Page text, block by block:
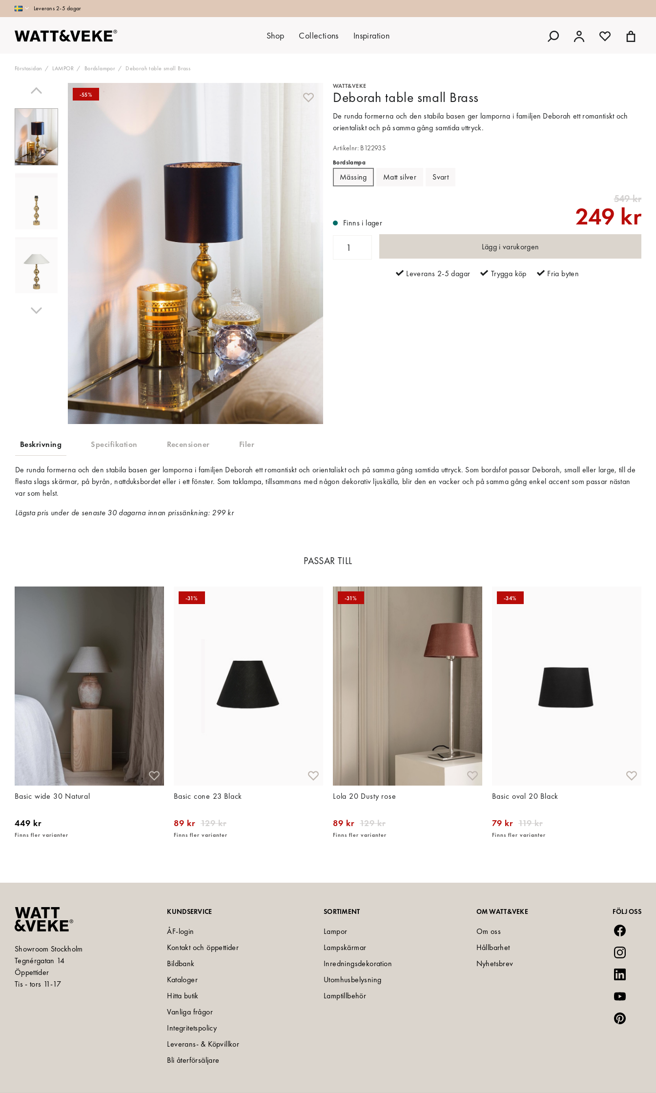
Leverans 2-5 dagar
Shop Collections Inspiration
Förstasidan LAMPOR Bordslampor Deborah table small Brass
-55%
WATT&VEKE
Deborah table small Brass
De runda formerna och den stabila basen ger lamporna i familjen Deborah ett romantiskt och
orientaliskt och på samma gång samtida uttryck.
Artikelnr: B12293S
Bordslampa
Mässing Matt silver Svart
Finns i lager
549 kr
249 kr
Lägg i varukorgen
Leverans 2-5 dagar Trygga köp Fria byten
Beskrivning Specifikation Recensioner Filer
De runda formerna och den stabila basen ger lamporna i familjen Deborah ett romantiskt och orientaliskt och på samma gång samtida uttryck. Som bordsfot passar Deborah, small eller large, till de
flesta slags skärmar, på byrån, nattduksbordet eller i ett fönster. Som taklampa, tillsammans med någon dekorativ ljuskälla, blir den en vacker och på samma gång enkel accent som passar nästan
var som helst.
Lägsta pris under de senaste 30 dagarna innan prissänkning: 299 kr
PASSAR TILL
Basic wide 30 Natural
449 kr
Finns fler varianter
-31%
Basic cone 23 Black
89 kr 129 kr
Finns fler varianter
-31%
Lola 20 Dusty rose
89 kr 129 kr
Finns fler varianter
-34%
Basic oval 20 Black
79 kr 119 kr
Finns fler varianter
Showroom Stockholm
Tegnérgatan 14
Öppettider
Tis - tors 11-17
KUNDSERVICE
ÅF-login
Kontakt och öppettider
Bildbank
Kataloger
Hitta butik
Vanliga frågor
Integritetspolicy
Leverans- & Köpvillkor
Bli återförsäljare
SORTIMENT
Lampor
Lampskärmar
Inredningsdekoration
Utomhusbelysning
Lamptillbehör
OM WATT&VEKE
Om oss
Hållbarhet
Nyhetsbrev
FÖLJ OSS